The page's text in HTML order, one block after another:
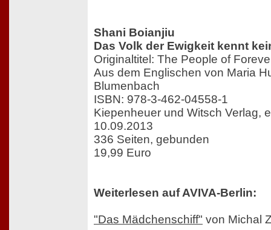
Shani Boianjiu
Das Volk der Ewigkeit kennt
Originaltitel: The People of
Aus dem Englischen von Maria
Blumenbach
ISBN: 978-3-462-04558-1
Kiepenheuer und Witsch Verlag,
10.09.2013
336 Seiten, gebunden
19,99 Euro
Weiterlesen auf AVIVA-Berlin:
"Das Mädchenschiff" von Michal